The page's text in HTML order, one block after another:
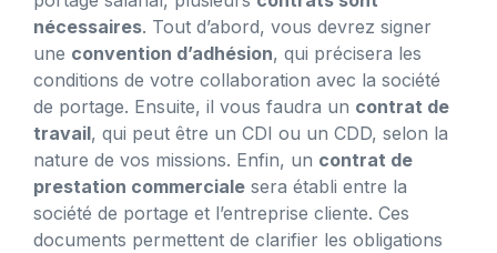
nécessaires. Tout d’abord, vous devrez signer
une convention d’adhésion, qui précisera les
conditions de votre collaboration avec la société
de portage. Ensuite, il vous faudra un contrat de
travail, qui peut être un CDI ou un CDD, selon la
nature de vos missions. Enfin, un contrat de
prestation commerciale sera établi entre la
société de portage et l’entreprise cliente. Ces
documents permettent de clarifier les obligations